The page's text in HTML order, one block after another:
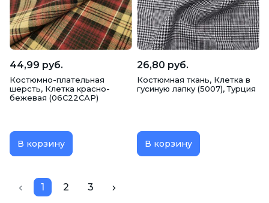
44,99 руб.
Костюмно-плательная
шерсть, Клетка красно-
бежевая (06С22САР)
В корзину
26,80 руб.
Костюмная ткань, Клетка в
гусиную лапку (5007), Турция
В корзину
1 2 3